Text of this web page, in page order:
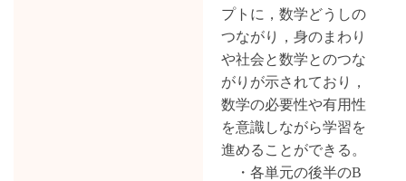
プトに，数学どうしの
つながり，身のまわり
や社会と数学とのつな
がりが示されており，
数学の必要性や有用性
を意識しながら学習を
進めることができる。
・各単元の後半のB